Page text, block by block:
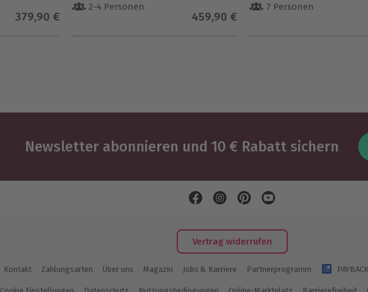
379,90 €
2-4 Personen
459,90 €
7 Personen
Newsletter abonnieren und 10 € Rabatt sichern
Vertrag widerrufen
Kontakt Zahlungsarten Über uns Magazin Jobs & Karriere Partnerprogramm PAYBACK